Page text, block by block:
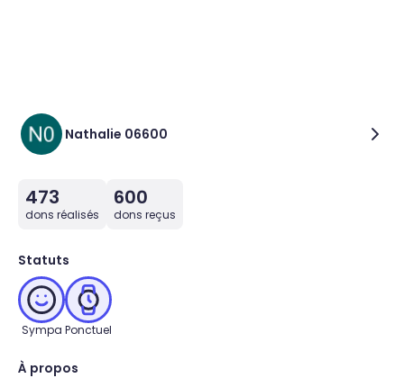
Nathalie 06600
473
dons réalisés
600
dons reçus
Statuts
Sympa Ponctuel
À propos